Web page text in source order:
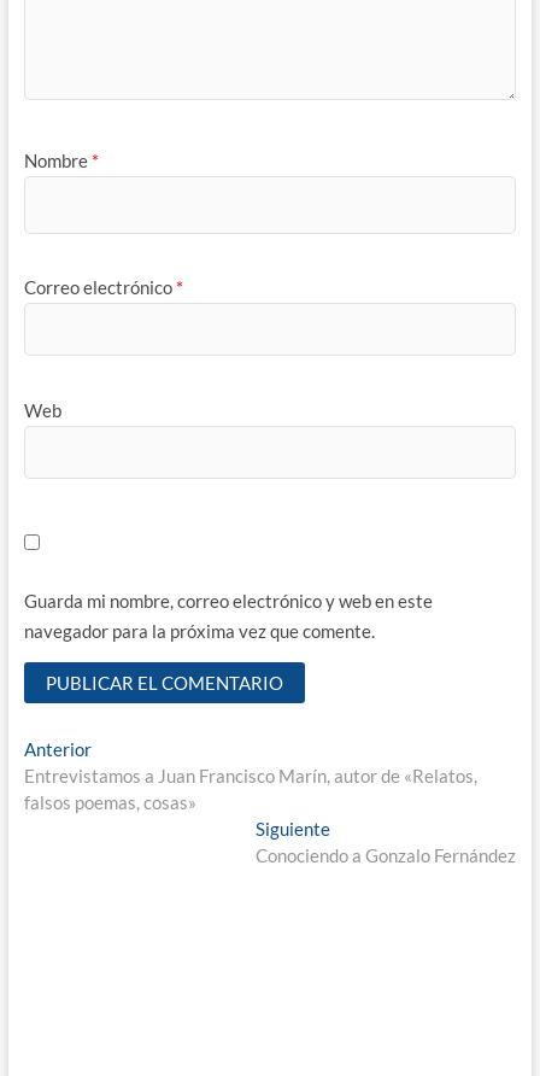
Nombre *
Correo electrónico *
Web
Guarda mi nombre, correo electrónico y web en este
navegador para la próxima vez que comente.
Navegación
de
AnteriorEntrada
anterior:
Entrevistamos a Juan Francisco Marín, autor de «Relatos,
falsos poemas, cosas»
SiguienteEntrada
siguiente:
Conociendo a Gonzalo Fernández